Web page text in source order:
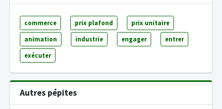
commerce prix plafond prix unitaire
animation industrie engager entrer
exécuter
Autres pépites